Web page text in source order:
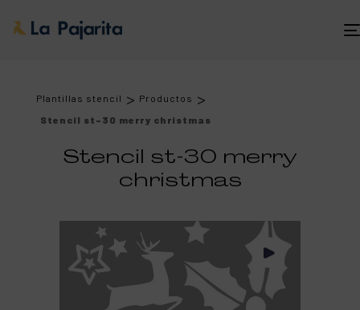
Plantillas stencil > Productos >
Stencil st-30 merry christmas
Stencil st-30 merry
christmas